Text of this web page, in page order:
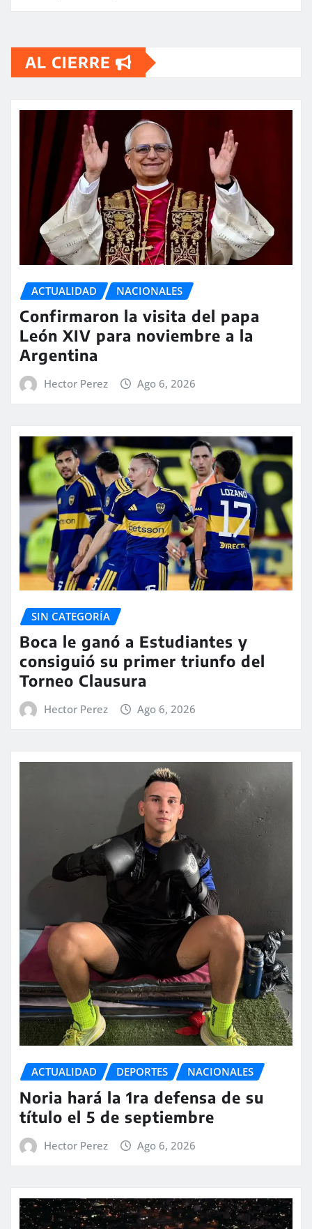
AL CIERRE
ACTUALIDAD NACIONALES
Confirmaron la visita del papa
León XIV para noviembre a la
Argentina
Hector Perez Ago 6, 2026
SIN CATEGORÍA
Boca le ganó a Estudiantes y
consiguió su primer triunfo del
Torneo Clausura
Hector Perez Ago 6, 2026
ACTUALIDAD DEPORTES NACIONALES
Noria hará la 1ra defensa de su
título el 5 de septiembre
Hector Perez Ago 6, 2026